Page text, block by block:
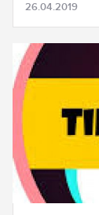
26.04.2019